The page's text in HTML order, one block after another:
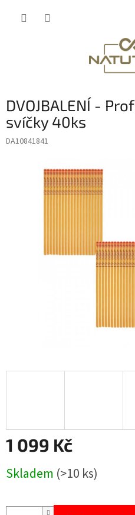
DVOJBALENÍ -
svíčky 40ks
DA10841841
1 099 Kč
cena:
Skladem (>10 ks)